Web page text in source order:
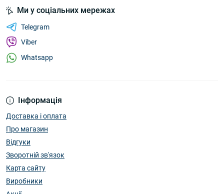
Інформація
Доставка і оплата
Про магазин
Відгуки
Зворотній зв'язок
Карта сайту
Виробники
Ми у соціальних мережах
Telegram
Viber
Whatsapp